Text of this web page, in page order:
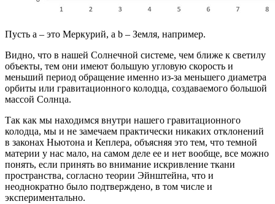
Пусть а – это Меркурий, а b – Земля, например.
Видно, что в нашей Солнечной системе, чем ближе к светилу
объекты, тем они имеют большую угловую скорость и
меньший период обращение именно из-за меньшего диаметра
орбиты или гравитационного колодца, создаваемого большой
массой Солнца.
Так как мы находимся внутри нашего гравитационного
колодца, мы и не замечаем практически никаких отклонений
в законах Ньютона и Кеплера, объясняя это тем, что темной
материи у нас мало, на самом деле ее и нет вообще, все можно
понять, если принять во внимание искривление ткани
пространства, согласно теории Эйнштейна, что и
неоднократно было подтверждено, в том числе и
экспериментально.